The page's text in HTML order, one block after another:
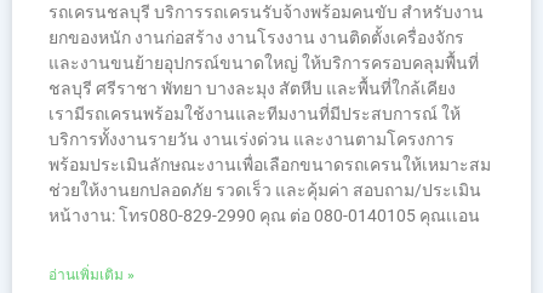
รถเครนชลบุรี บริการรถเครนรับจ้างพร้อมคนขับ สำหรับงาน
ยกของหนัก งานก่อสร้าง งานโรงงาน งานติดตั้งเครื่องจักร
และงานขนย้ายอุปกรณ์ขนาดใหญ่ ให้บริการครอบคลุมพื้นที่
ชลบุรี ศรีราชา พัทยา บางละมุง สัตหีบ และพื้นที่ใกล้เคียง
เรามีรถเครนพร้อมใช้งานและทีมงานที่มีประสบการณ์ ให้
บริการทั้งงานรายวัน งานเร่งด่วน และงานตามโครงการ
พร้อมประเมินลักษณะงานเพื่อเลือกขนาดรถเครนให้เหมาะสม
ช่วยให้งานยกปลอดภัย รวดเร็ว และคุ้มค่า สอบถาม/ประเมิน
หน้างาน: โทร080-829-2990 คุณ ต่อ 080-0140105 คุณเเอน
อ่านเพิ่มเติม »